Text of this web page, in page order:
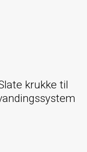
krukke til